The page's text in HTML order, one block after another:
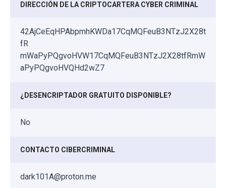
DIRECCIÓN DE LA CRIPTOCARTERA CYBER CRIMINAL
42AjCeEqHPAbpmhKWDa17CqMQFeuB3NTzJ2X28t
fR
mWaPyPQgvoHVW17CqMQFeuB3NTzJ2X28tfRmW
aPyPQgvoHVQHd2wZ7
¿DESENCRIPTADOR GRATUITO DISPONIBLE?
No
CONTACTO CIBERCRIMINAL
dark101A@proton.me